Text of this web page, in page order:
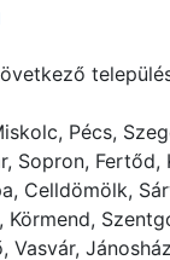
Pécs,
Sopron, Fertőd,
Celldömölk,
Körmend,
Vasvár,